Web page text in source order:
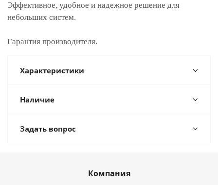
Эффективное, удобное и надежное решение для
небольших систем.
Гарантия производителя.
Характеристики
Наличие
Задать вопрос
Компания